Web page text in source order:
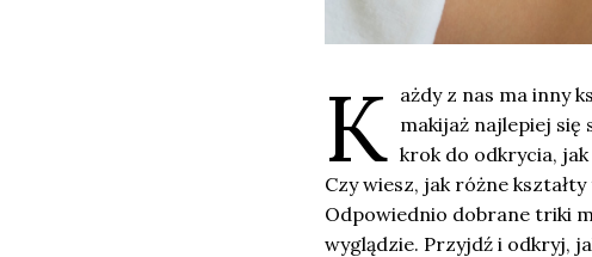
K ażdy z nas ma inny
makijaż najlepiej
krok do odkrycia,
Czy wiesz, jak różne
Odpowiednio dobrane triki
wyglądzie. Przyjdź i odkryj,